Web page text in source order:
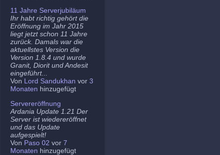
11 Jahre Serverjubiläum
Ihr habt richtig gehört die
Eröffnung im Jahr 2015
liegt jetzt schon 11 Jahre
zurück. Damals war die
aktuellstes Version die
Version 1.8.4 und wurde
Granit, Diorit und Andesit
eingeführt...
Von Lord Sandukhan vor 3
Monaten hinzugefügt
Servereröffnung
Ardania Update 1.21 Der
Server ist wiedereröffnet
und das Update
aufgespielt!
Von Paso 02 vor 7
Monaten hinzugefügt